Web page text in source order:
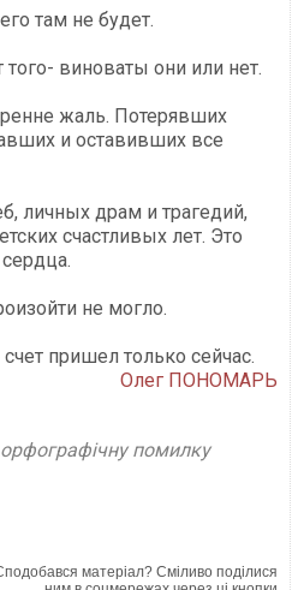
там не будет.
виноваты они или нет.
жаль. Потерявших
и оставивших все
личных драм и трагедий,
счастливых лет. Это
не могло.
пришел только сейчас.
Олег ПОНОМАРЬ
помилку
матеріал? Сміливо поділися